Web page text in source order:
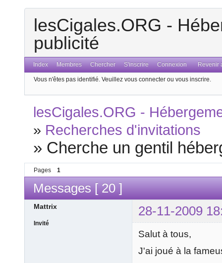
lesCigales.ORG -
publicité
Index Membres Chercher S'inscrire Connexion Revenir
Vous n'êtes pas identifié. Veuillez vous connecter ou vous inscrire.
lesCigales.ORG -
» Recherches d'invitations
» Cherche un gentil
Pages 1
Messages [ 20 ]
Mattrix 28-11-2009
Invité
Salut à tous,
J'ai joué à la